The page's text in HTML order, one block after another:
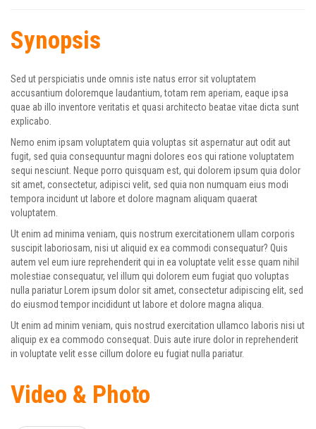
Synopsis
Sed ut perspiciatis unde omnis iste natus error sit voluptatem
accusantium doloremque laudantium, totam rem aperiam, eaque ipsa
quae ab illo inventore veritatis et quasi architecto beatae vitae dicta sunt
explicabo.
Nemo enim ipsam voluptatem quia voluptas sit aspernatur aut odit aut
fugit, sed quia consequuntur magni dolores eos qui ratione voluptatem
sequi nesciunt. Neque porro quisquam est, qui dolorem ipsum quia dolor
sit amet, consectetur, adipisci velit, sed quia non numquam eius modi
tempora incidunt ut labore et dolore magnam aliquam quaerat
voluptatem.
Ut enim ad minima veniam, quis nostrum exercitationem ullam corporis
suscipit laboriosam, nisi ut aliquid ex ea commodi consequatur? Quis
autem vel eum iure reprehenderit qui in ea voluptate velit esse quam nihil
molestiae consequatur, vel illum qui dolorem eum fugiat quo voluptas
nulla pariatur Lorem ipsum dolor sit amet, consectetur adipiscing elit, sed
do eiusmod tempor incididunt ut labore et dolore magna aliqua.
Ut enim ad minim veniam, quis nostrud exercitation ullamco laboris nisi ut
aliquip ex ea commodo consequat. Duis aute irure dolor in reprehenderit
in voluptate velit esse cillum dolore eu fugiat nulla pariatur.
Video & Photo